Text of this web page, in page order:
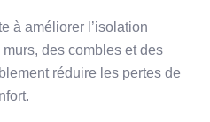
à améliorer l’isolation
des combles et des
réduire les pertes de